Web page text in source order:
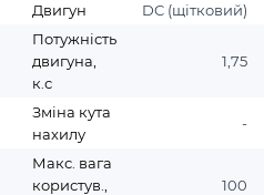
Двигун
DC (щітковий)
Потужність
двигуна,
к.с
1,75
Зміна кута
нахилу
-
Макс. вага
користув.,
100